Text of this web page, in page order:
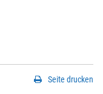
Seite drucken